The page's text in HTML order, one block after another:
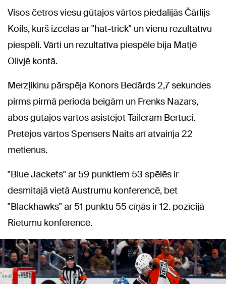
Visos četros viesu gūtajos vārtos piedalījās Čārlijs
Koils, kurš izcēlās ar "hat-trick" un vienu rezultatīvu
piespēli. Vārti un rezultatīva piespēle bija Matjē
Olivjē kontā.
Merzļikinu pārspēja Konors Bedārds 2,7 sekundes
pirms pirmā perioda beigām un Frenks Nazars,
abos gūtajos vārtos asistējot Taileram Bertuci.
Pretējos vārtos Spensers Naits arī atvairīja 22
metienus.
"Blue Jackets" ar 59 punktiem 53 spēlēs ir
desmitajā vietā Austrumu konferencē, bet
"Blackhawks" ar 51 punktu 55 cīņās ir 12. pozīcijā
Rietumu konferencē.